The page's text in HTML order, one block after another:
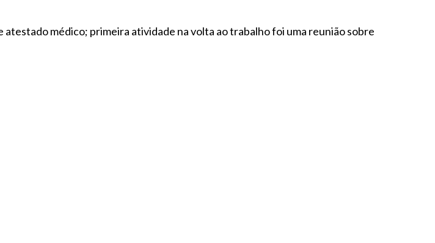
médico; primeira atividade na volta ao trabalho foi uma reunião sobre